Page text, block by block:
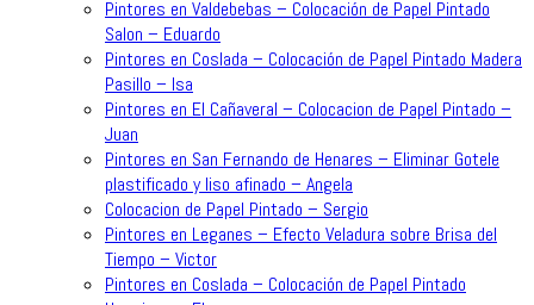
Pintores en Valdebebas – Colocación de Papel Pintado
Salon – Eduardo
Pintores en Coslada – Colocación de Papel Pintado Madera
Pasillo – Isa
Pintores en El Cañaveral – Colocacion de Papel Pintado –
Juan
Pintores en San Fernando de Henares – Eliminar Gotele
plastificado y liso afinado – Angela
Colocacion de Papel Pintado – Sergio
Pintores en Leganes – Efecto Veladura sobre Brisa del
Tiempo – Victor
Pintores en Coslada – Colocación de Papel Pintado